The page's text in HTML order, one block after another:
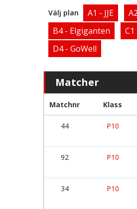
Välj plan A1 - JJE
B4 - Elgiganten
D4 - GoWell
Matcher
Matchnr Klass
44 P10
92 P10
34 P10